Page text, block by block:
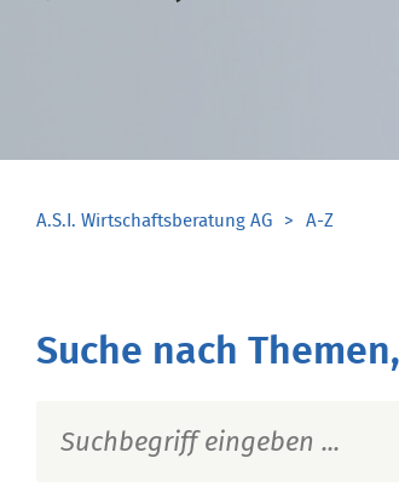
A.S.I. Wirtschaftsberatung AG A-Z
Suche nach